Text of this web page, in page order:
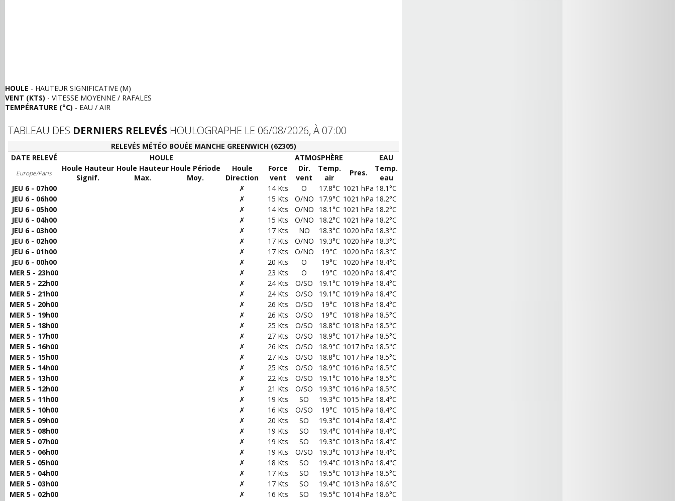
HOULE - HAUTEUR SIGNIFICATIVE (M)
VENT (KTS) - VITESSE MOYENNE / RAFALES
TEMPÉRATURE (°C) - EAU / AIR
TABLEAU DES DERNIERS RELEVÉS HOULOGRAPHE LE 06/08/2026, À 07:00
RELEVÉS MÉTÉO BOUÉE MANCHE GREENWICH (62305)
DATE RELEVÉ
HOULE ATMOSPHÈRE EAU
Europe/Paris
Houle Hauteur
Signif.
Houle Hauteur
Max.
Houle Période
Moy.
Houle
Direction
Force
vent
Dir.
vent
Temp.
air
Pres.
Temp.
eau
JEU 6 - 07h00
✗ 14 Kts O 17.8°C 1021 hPa 18.1°C
JEU 6 - 06h00
✗ 15 Kts O/NO 17.9°C 1021 hPa 18.2°C
JEU 6 - 05h00
✗ 14 Kts O/NO 18.1°C 1021 hPa 18.2°C
JEU 6 - 04h00
✗ 15 Kts O/NO 18.2°C 1021 hPa 18.2°C
JEU 6 - 03h00
✗ 17 Kts NO 18.3°C 1020 hPa 18.3°C
JEU 6 - 02h00
✗ 17 Kts O/NO 19.3°C 1020 hPa 18.3°C
JEU 6 - 01h00
✗ 17 Kts O/NO 19°C 1020 hPa 18.3°C
JEU 6 - 00h00
✗ 20 Kts O 19°C 1020 hPa 18.4°C
MER 5 - 23h00
✗ 23 Kts O 19°C 1020 hPa 18.4°C
MER 5 - 22h00
✗ 24 Kts O/SO 19.1°C 1019 hPa 18.4°C
MER 5 - 21h00
✗ 24 Kts O/SO 19.1°C 1019 hPa 18.4°C
MER 5 - 20h00
✗ 26 Kts O/SO 19°C 1018 hPa 18.4°C
MER 5 - 19h00
✗ 26 Kts O/SO 19°C 1018 hPa 18.5°C
MER 5 - 18h00
✗ 25 Kts O/SO 18.8°C 1018 hPa 18.5°C
MER 5 - 17h00
✗ 27 Kts O/SO 18.9°C 1017 hPa 18.5°C
MER 5 - 16h00
✗ 26 Kts O/SO 18.9°C 1017 hPa 18.5°C
MER 5 - 15h00
✗ 27 Kts O/SO 18.8°C 1017 hPa 18.5°C
MER 5 - 14h00
✗ 25 Kts O/SO 18.9°C 1016 hPa 18.5°C
MER 5 - 13h00
✗ 22 Kts O/SO 19.1°C 1016 hPa 18.5°C
MER 5 - 12h00
✗ 21 Kts O/SO 19.3°C 1016 hPa 18.5°C
MER 5 - 11h00
✗ 19 Kts SO 19.3°C 1015 hPa 18.4°C
MER 5 - 10h00
✗ 16 Kts O/SO 19°C 1015 hPa 18.4°C
MER 5 - 09h00
✗ 20 Kts SO 19.3°C 1014 hPa 18.4°C
MER 5 - 08h00
✗ 19 Kts SO 19.4°C 1014 hPa 18.4°C
MER 5 - 07h00
✗ 19 Kts SO 19.3°C 1013 hPa 18.4°C
MER 5 - 06h00
✗ 19 Kts O/SO 19.3°C 1013 hPa 18.4°C
MER 5 - 05h00
✗ 18 Kts SO 19.4°C 1013 hPa 18.4°C
MER 5 - 04h00
✗ 17 Kts SO 19.5°C 1013 hPa 18.5°C
MER 5 - 03h00
✗ 17 Kts SO 19.4°C 1013 hPa 18.6°C
MER 5 - 02h00
✗ 16 Kts SO 19.5°C 1014 hPa 18.6°C